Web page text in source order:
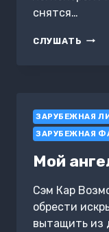
снятся…
СЛУШАТЬ
ЗАРУБЕЖНАЯ
ЗАРУБЕЖНАЯ
Мой
Сэм Кар
обрести
вытащить из